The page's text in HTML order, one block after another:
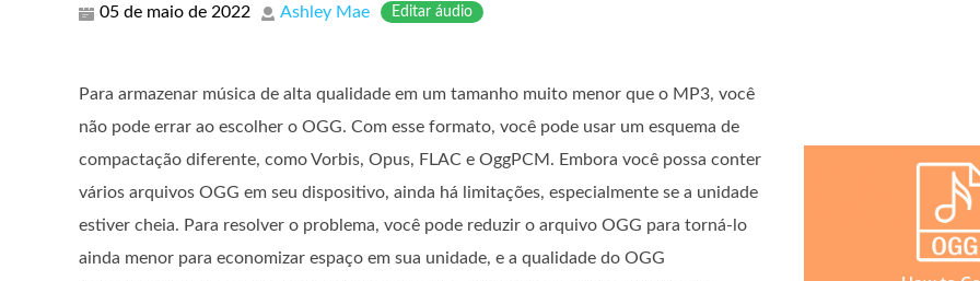
05 de maio de 2022 Ashley Mae Editar áudio
Para armazenar música de alta qualidade em um tamanho muito menor que o MP3, você
não pode errar ao escolher o OGG. Com esse formato, você pode usar um esquema de
compactação diferente, como Vorbis, Opus, FLAC e OggPCM. Embora você possa conter
vários arquivos OGG em seu dispositivo, ainda há limitações, especialmente se a unidade
estiver cheia. Para resolver o problema, você pode reduzir o arquivo OGG para torná-lo
ainda menor para economizar espaço em sua unidade, e a qualidade do OGG